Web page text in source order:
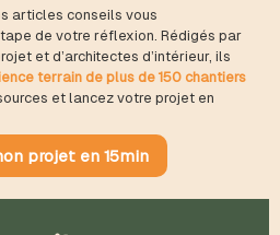
articles conseils vous
de votre réflexion. Rédigés par
et d’architectes d’intérieur, ils
terrain de plus de 150 chantiers
et lancez votre projet en
projet en 15min